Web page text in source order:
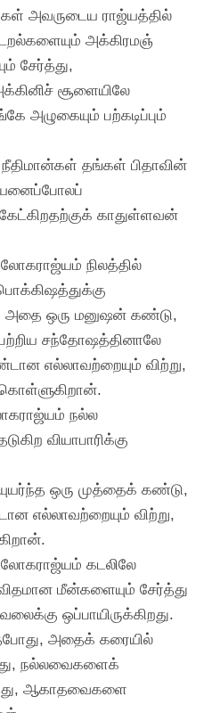
அவருடைய ராஜ்யத்தில்
அக்கிரமஞ்
சேர்த்து,
சூளையிலே
அழுகையும் பற்கடிப்பும்
தங்கள் பிதாவின்
கேட்கிறதற்குக் காதுள்ளவன்
நிலத்தில்
அதை ஒரு மனுஷன் கண்டு,
சந்தோஷத்தினாலே
எல்லாவற்றையும் விற்று,
நல்ல
வியாபாரிக்கு
ஒரு முத்தைக் கண்டு,
எல்லாவற்றையும் விற்று,
கடலிலே
மீன்களையும் சேர்த்து
ஒப்பாயிருக்கிறது.
அதைக் கரையில்
நல்லவைகளைக்
ஆகாதவைகளை